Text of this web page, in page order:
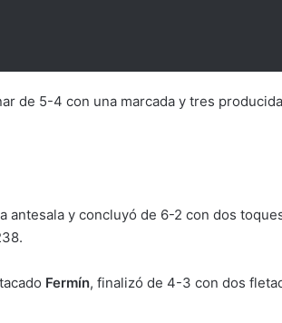
de 5-4 con una marcada y tres
antesala y concluyó de 6-2 con dos
Fermín, finalizó de 4-3 con dos